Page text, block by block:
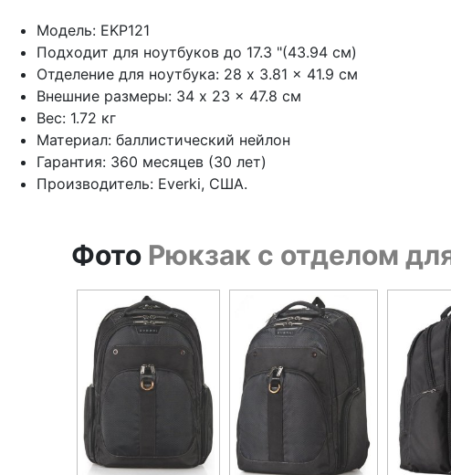
Модель: EKP121
Подходит для ноутбуков до 17.3 "(43.94 см)
Отделение для ноутбука: 28 x 3.81 x 41.9 см
Внешние размеры: 34 x 23 x 47.8 см
Вес: 1.72 кг
Материал: баллистический нейлон
Гарантия: 360 месяцев (30 лет)
Производитель: Everki, США.
Фото Рюкзак с отделом